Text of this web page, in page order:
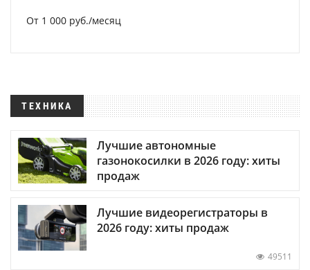
От 1 000 руб./месяц
ТЕХНИКА
Лучшие автономные
газонокосилки в 2026 году: хиты
продаж
Лучшие видеорегистраторы в
2026 году: хиты продаж
49511